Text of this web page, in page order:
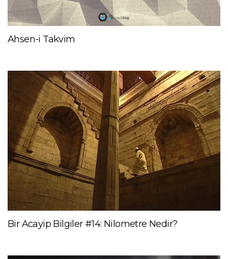
Ahsen-i Takvim
Bir Acayip Bilgiler #14: Nilometre Nedir?